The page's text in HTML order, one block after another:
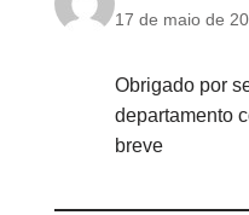
17 de maio de
Obrigado por
departamento
breve